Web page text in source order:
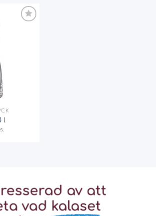
l
av att
vad kalaset